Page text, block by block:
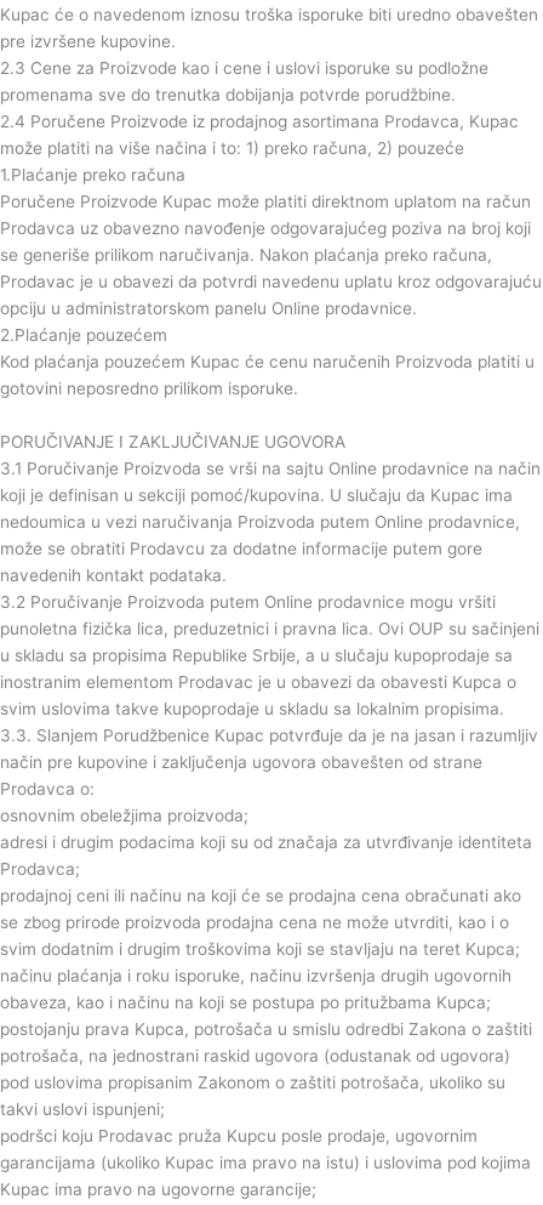
Kupac će o navedenom iznosu troška isporuke biti uredno obavešten
pre izvršene kupovine.
2.3 Cene za Proizvode kao i cene i uslovi isporuke su podložne
promenama sve do trenutka dobijanja potvrde porudžbine.
2.4 Poručene Proizvode iz prodajnog asortimana Prodavca, Kupac
može platiti na više načina i to: 1) preko računa, 2) pouzeće
1.Plaćanje preko računa
Poručene Proizvode Kupac može platiti direktnom uplatom na račun
Prodavca uz obavezno navođenje odgovarajućeg poziva na broj koji
se generiše prilikom naručivanja. Nakon plaćanja preko računa,
Prodavac je u obavezi da potvrdi navedenu uplatu kroz odgovarajuću
opciju u administratorskom panelu Online prodavnice.
2.Plaćanje pouzećem
Kod plaćanja pouzećem Kupac će cenu naručenih Proizvoda platiti u
gotovini neposredno prilikom isporuke.
PORUČIVANJE I ZAKLJUČIVANJE UGOVORA
3.1 Poručivanje Proizvoda se vrši na sajtu Online prodavnice na način
koji je definisan u sekciji pomoć/kupovina. U slučaju da Kupac ima
nedoumica u vezi naručivanja Proizvoda putem Online prodavnice,
može se obratiti Prodavcu za dodatne informacije putem gore
navedenih kontakt podataka.
3.2 Poručivanje Proizvoda putem Online prodavnice mogu vršiti
punoletna fizička lica, preduzetnici i pravna lica. Ovi OUP su sačinjeni
u skladu sa propisima Republike Srbije, a u slučaju kupoprodaje sa
inostranim elementom Prodavac je u obavezi da obavesti Kupca o
svim uslovima takve kupoprodaje u skladu sa lokalnim propisima.
3.3. Slanjem Porudžbenice Kupac potvrđuje da je na jasan i razumljiv
način pre kupovine i zaključenja ugovora obavešten od strane
Prodavca o:
osnovnim obeležjima proizvoda;
adresi i drugim podacima koji su od značaja za utvrđivanje identiteta
Prodavca;
prodajnoj ceni ili načinu na koji će se prodajna cena obračunati ako
se zbog prirode proizvoda prodajna cena ne može utvrditi, kao i o
svim dodatnim i drugim troškovima koji se stavljaju na teret Kupca;
načinu plaćanja i roku isporuke, načinu izvršenja drugih ugovornih
obaveza, kao i načinu na koji se postupa po pritužbama Kupca;
postojanju prava Kupca, potrošača u smislu odredbi Zakona o zaštiti
potrošača, na jednostrani raskid ugovora (odustanak od ugovora)
pod uslovima propisanim Zakonom o zaštiti potrošača, ukoliko su
takvi uslovi ispunjeni;
podršci koju Prodavac pruža Kupcu posle prodaje, ugovornim
garancijama (ukoliko Kupac ima pravo na istu) i uslovima pod kojima
Kupac ima pravo na ugovorne garancije;